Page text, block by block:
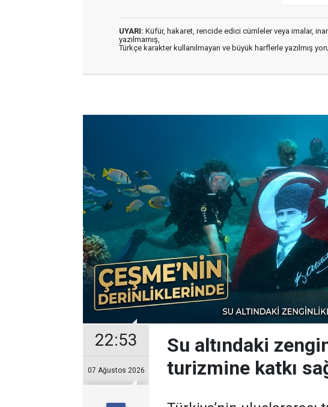
UYARI: Küfür, hakaret, rencide edici cümleler veya imalar,
yazılmamış,
Türkçe karakter kullanılmayan ve büyük harflerle yazılmış
22:53
07 Ağustos 2026
Su altındaki
turizmine katkı